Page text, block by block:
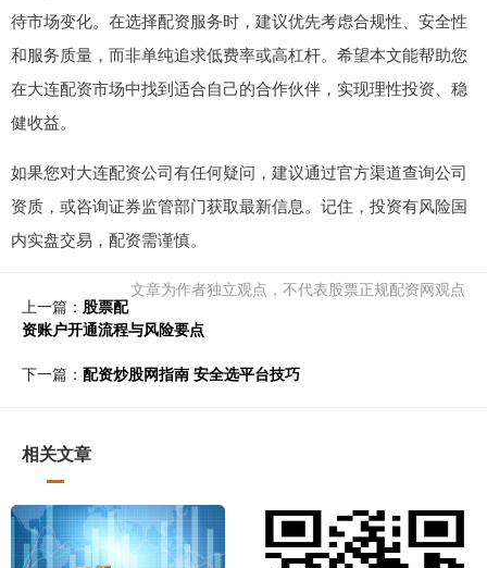
待市场变化。在选择配资服务时，建议优先考虑合规性、安全性
和服务质量，而非单纯追求低费率或高杠杆。希望本文能帮助您
在大连配资市场中找到适合自己的合作伙伴，实现理性投资、稳
健收益。
如果您对大连配资公司有任何疑问，建议通过官方渠道查询公司
资质，或咨询证券监管部门获取最新信息。记住，投资有风险国
内实盘交易，配资需谨慎。
文章为作者独立观点，不代表股票正规配资网观点
上一篇： 股票配
资账户开通流程与风险要点
下一篇： 配资炒股网指南 安全选平台技巧
相关文章